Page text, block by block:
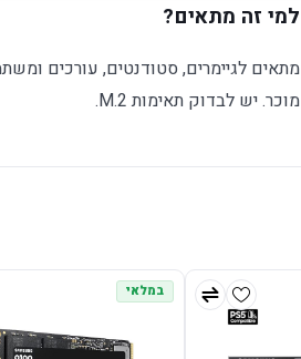
למי זה מתאים?
מתאים לגיימרים, סטודנטים, עורכים
מוכר. יש לבדוק תאימות M.2.
במלאי